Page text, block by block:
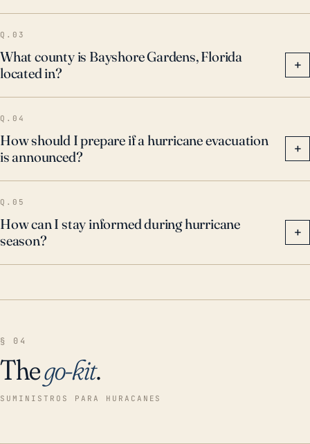
de evacuación y sistemas de gestión de
inundaciones. El tiempo también es un factor clave
ya que el pico de la temporada de huracanes se
extiende desde finales de agosto hasta octubre,
cuando los residentes de Bayshore Gardens deben
estar preparados para posibles amenazas de
huracanes.
Q.03
What county is Bayshore Gardens, Florida
located in?
+
Q.04
How should I prepare if a hurricane evacuation
is announced?
+
Q.05
How can I stay informed during hurricane
season?
+
§ 04
Thego-kit.
SUMINISTROS PARA HURACANES